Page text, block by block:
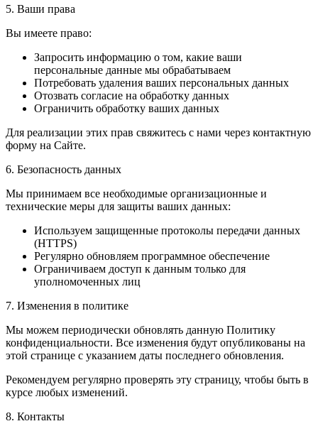
5. Ваши права
Вы имеете право:
Запросить информацию о том, какие ваши
персональные данные мы обрабатываем
Потребовать удаления ваших персональных данных
Отозвать согласие на обработку данных
Ограничить обработку ваших данных
Для реализации этих прав свяжитесь с нами через контактную
форму на Сайте.
6. Безопасность данных
Мы принимаем все необходимые организационные и
технические меры для защиты ваших данных:
Используем защищенные протоколы передачи данных
(HTTPS)
Регулярно обновляем программное обеспечение
Ограничиваем доступ к данным только для
уполномоченных лиц
7. Изменения в политике
Мы можем периодически обновлять данную Политику
конфиденциальности. Все изменения будут опубликованы на
этой странице с указанием даты последнего обновления.
Рекомендуем регулярно проверять эту страницу, чтобы быть в
курсе любых изменений.
8. Контакты